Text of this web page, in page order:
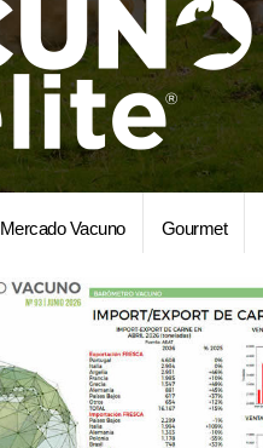
Mercado Vacuno Gourmet